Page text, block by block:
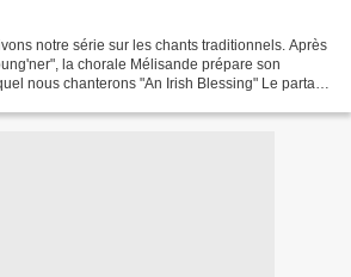
notre série sur les chants traditionnels. Après
la chorale Mélisande prépare son
nous chanterons "An Irish Blessing" Le partage